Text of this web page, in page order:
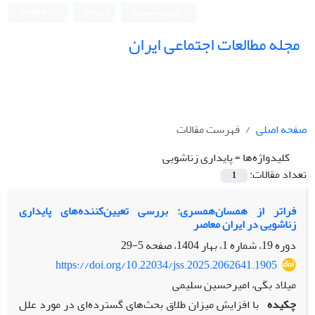
مجله مطالعات اجتماعی ایران
صفحه اصلی
فهرست مقالات
کلیدواژه‌ها =پایداری زناشویی
تعداد مقالات:
1
فراتر از همسان‌همسری: بررسی تعیین‌کننده‌های پایداری
زناشویی در ایران معاصر
دوره 19، شماره 1، بهار 1404، صفحه
5-29
https://doi.org/10.22034/jss.2025.2062641.1905
میلاد بگی، امیرحسین سلیمی
چکیده با افزایش میزان طلاق بحث‌های گسترده‌ای در مورد علل